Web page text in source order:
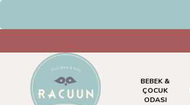
BEBEK &
ÇOCUK
ODASI